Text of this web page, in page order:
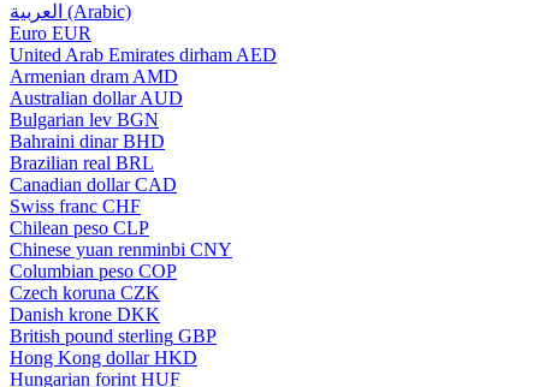
العربية (Arabic)
Euro EUR
United Arab Emirates dirham AED
Armenian dram AMD
Australian dollar AUD
Bulgarian lev BGN
Bahraini dinar BHD
Brazilian real BRL
Canadian dollar CAD
Swiss franc CHF
Chilean peso CLP
Chinese yuan renminbi CNY
Columbian peso COP
Czech koruna CZK
Danish krone DKK
British pound sterling GBP
Hong Kong dollar HKD
Hungarian forint HUF